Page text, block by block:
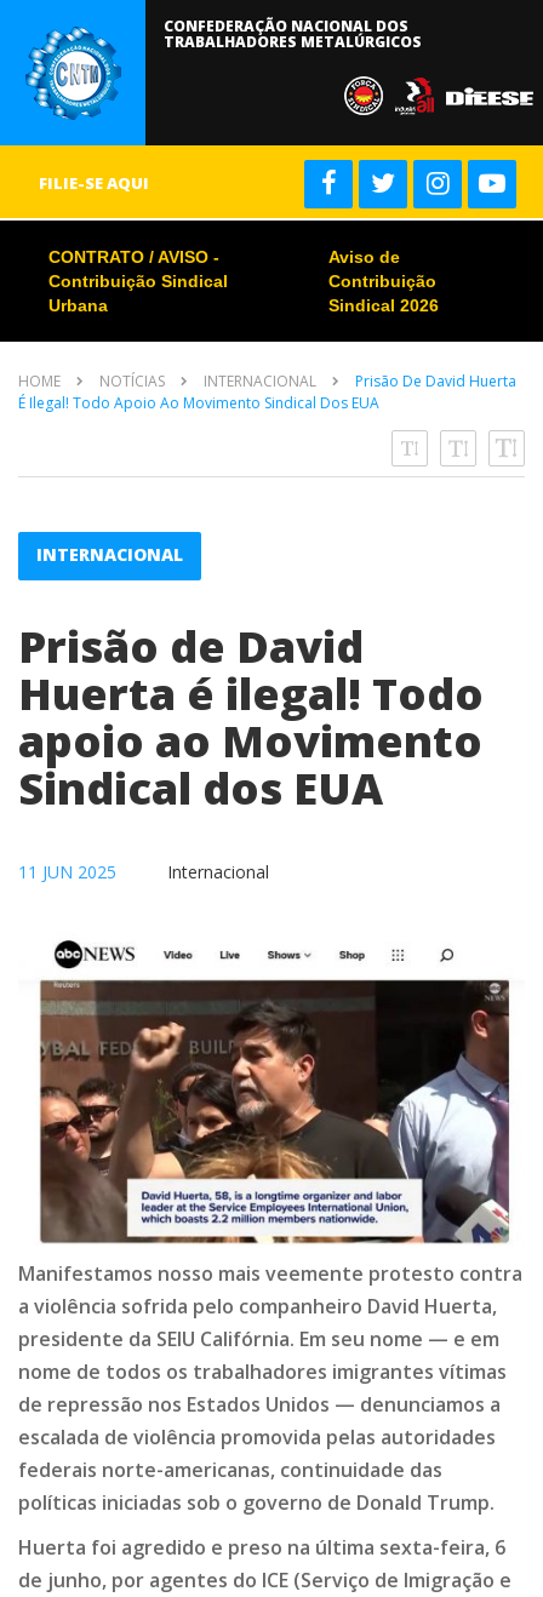
CONFEDERAÇÃO NACIONAL DOS
TRABALHADORES METALÚRGICOS
FILIE-SE AQUI
CONTRATO / AVISO -
Contribuição Sindical
Urbana
Aviso de
Contribuição
Sindical 2026
HOME NOTÍCIAS INTERNACIONAL
Prisão De David Huerta
É Ilegal! Todo Apoio Ao Movimento Sindical Dos EUA
INTERNACIONAL
Prisão de David
Huerta é ilegal! Todo
apoio ao Movimento
Sindical dos EUA
11 JUN 2025 Internacional
Manifestamos nosso mais veemente protesto contra
a violência sofrida pelo companheiro David Huerta,
presidente da SEIU Califórnia. Em seu nome — e em
nome de todos os trabalhadores imigrantes vítimas
de repressão nos Estados Unidos — denunciamos a
escalada de violência promovida pelas autoridades
federais norte-americanas, continuidade das
políticas iniciadas sob o governo de Donald Trump.
Huerta foi agredido e preso na última sexta-feira, 6
de junho, por agentes do ICE (Serviço de Imigração e